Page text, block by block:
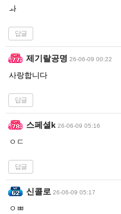
ㅘ
답글
제기랄공명 26-06-09 00:22
사랑합니다
답글
스페셜k 26-06-09 05:16
ㅇㄷ
답글
신콜로 26-06-09 05:17
ㅇㅃ